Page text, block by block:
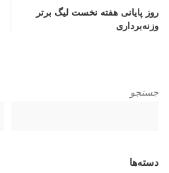
روز پایانی هفته نخست لیگ برتر
وزنه‌برداری
جستجو
دسته‌ها